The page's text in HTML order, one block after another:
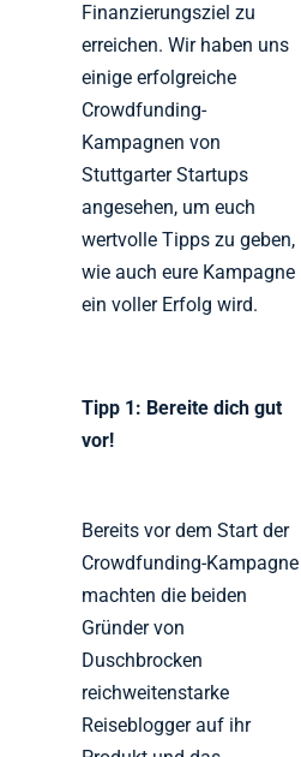
Finanzierungsziel zu
erreichen. Wir haben uns
einige erfolgreiche
Crowdfunding-
Kampagnen von
Stuttgarter Startups
angesehen, um euch
wertvolle Tipps zu geben,
wie auch eure Kampagne
ein voller Erfolg wird.
Tipp 1: Bereite dich gut
vor!
Bereits vor dem Start der
Crowdfunding-Kampagne
machten die beiden
Gründer von
Duschbrocken
reichweitenstarke
Reiseblogger auf ihr